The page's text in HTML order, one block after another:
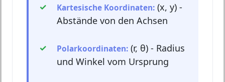
Kartesische Koordinaten: (x, y) -
Abstände von den Achsen
Polarkoordinaten: (r, θ) - Radius
und Winkel vom Ursprung